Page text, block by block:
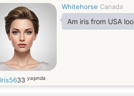
Whitehorse Canada
Am iris from USA
Iris5633 yaşında